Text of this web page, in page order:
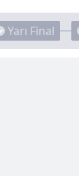
Yarı Final